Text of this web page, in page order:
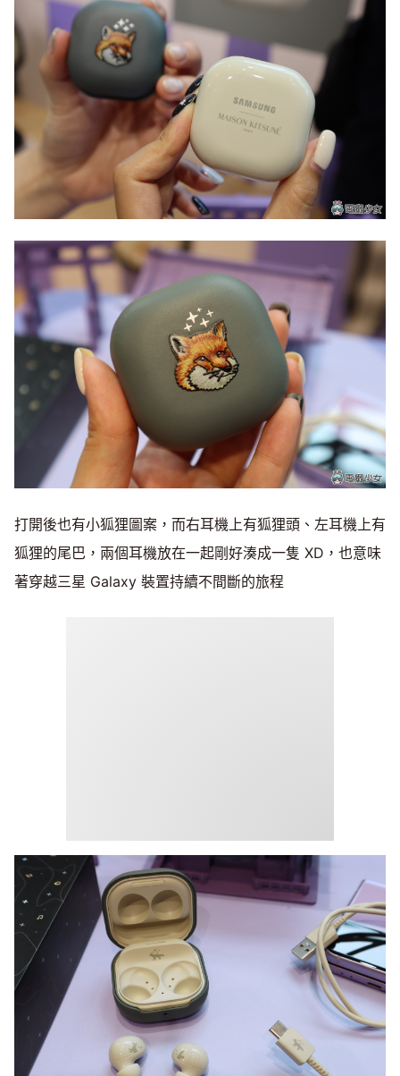
打開後也有小狐狸圖案，而右耳機上有狐狸頭、左耳機上有
狐狸的尾巴，兩個耳機放在一起剛好湊成一隻 XD，也意味
著穿越三星 Galaxy 裝置持續不間斷的旅程